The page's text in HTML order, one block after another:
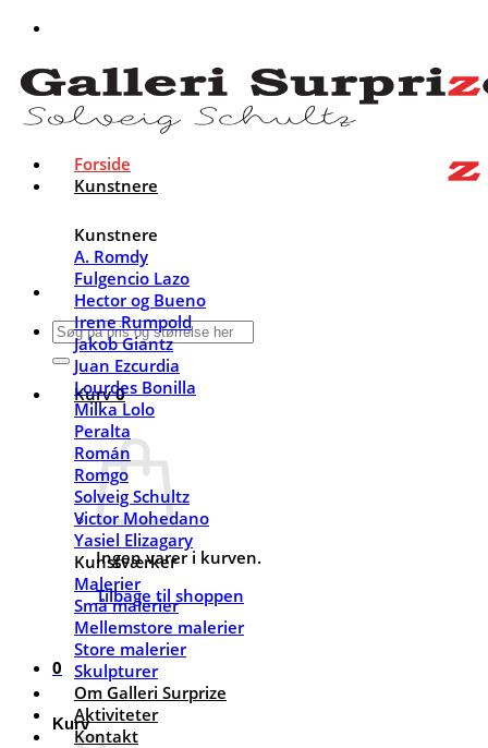
Fortsæt
Søg
efter:
Kurv0
Ingen varer i kurven.
Tilbage til shoppen
0
Kurv
Forside
Kunstnere
Kunstnere
A. Romdy
Fulgencio Lazo
Hector og Bueno
Irene Rumpold
Jakob Giantz
Juan Ezcurdia
Lourdes Bonilla
Milka Lolo
Peralta
Román
Romgo
Solveig Schultz
Victor Mohedano
Yasiel Elizagary
Kunstværker
Malerier
Små malerier
Mellemstore malerier
Store malerier
Skulpturer
Om Galleri Surprize
Aktiviteter
Kontakt